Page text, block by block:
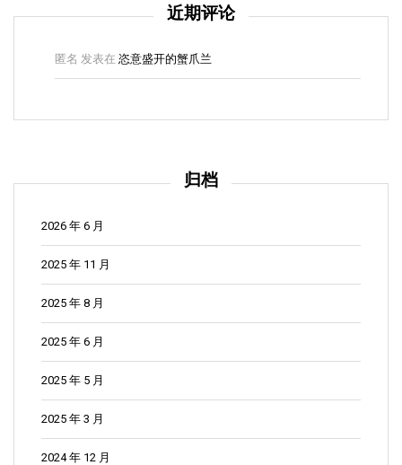
近期评论
匿名 发表在 恣意盛开的蟹爪兰
归档
2026 年 6 月
2025 年 11 月
2025 年 8 月
2025 年 6 月
2025 年 5 月
2025 年 3 月
2024 年 12 月